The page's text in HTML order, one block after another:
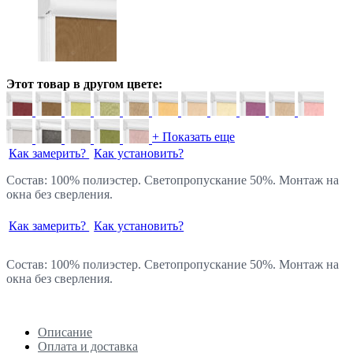
Этот товар в другом цвете:
+ Показать еще
Как замерить? Как установить?
Состав: 100% полиэстер. Светопропускание 50%. Монтаж на
окна без сверления.
Как замерить? Как установить?
Состав: 100% полиэстер. Светопропускание 50%. Монтаж на
окна без сверления.
Описание
Оплата и доставка